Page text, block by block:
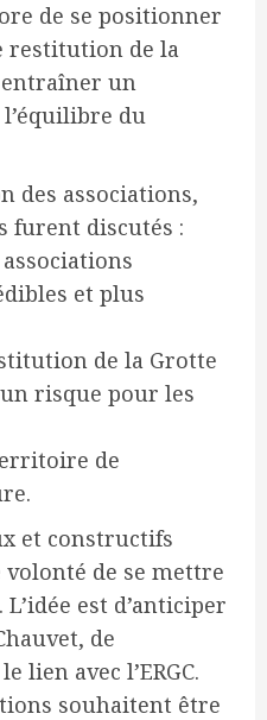
de se positionner
restitution de la
entraîner un
du
des associations,
furent discutés :
et plus
de la Grotte
risque pour les
de
et constructifs
de se mettre
est d’anticiper
de
lien avec l’ERGC.
souhaitent être